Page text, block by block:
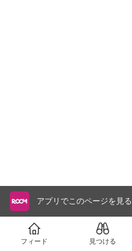
アプリでこのページを見る
フィード 見つける